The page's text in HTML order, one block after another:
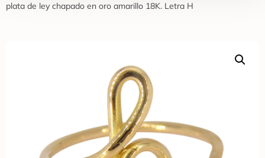
plata de ley chapado en oro amarillo 18K. Letra H